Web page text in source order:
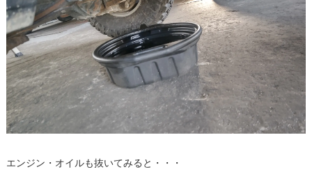
エンジン・オイルも抜いてみると・・・